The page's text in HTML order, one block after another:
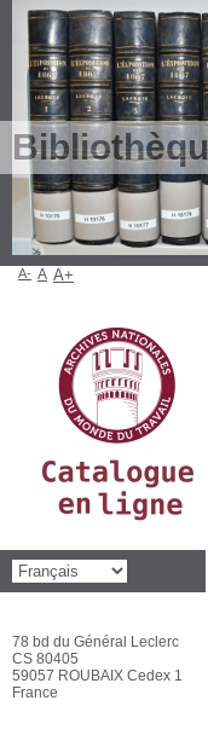
A- A A+
78 bd du Général Leclerc
CS 80405
59057 ROUBAIX Cedex 1
France